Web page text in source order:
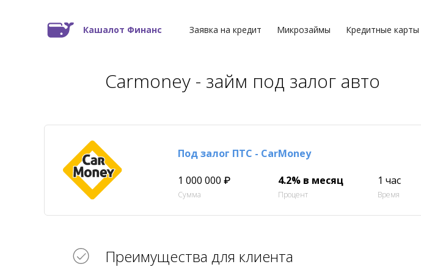
Кашалот Финанс Заявка на кредит Микрозаймы Кредитные карты
Carmoney - займ под залог авто
Под залог ПТС - CarMoney
1 000 000 ₽
Сумма
4.2% в месяц
Процент
1 час
Время
Преимущества для клиента